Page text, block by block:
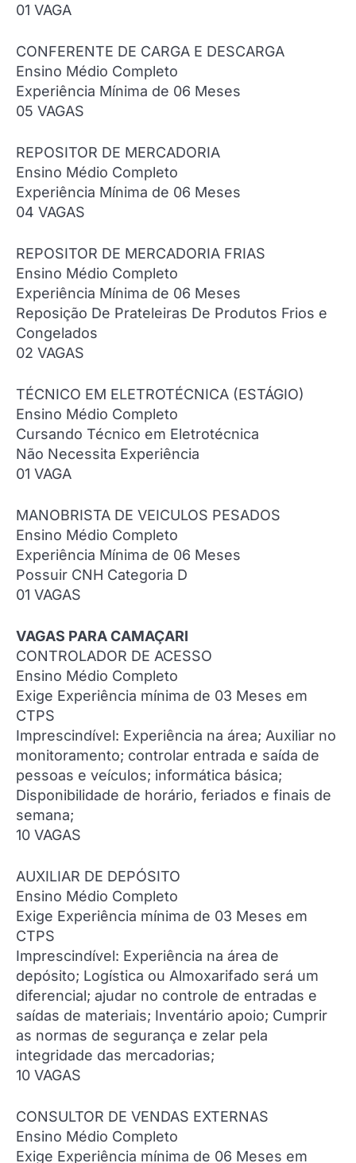
01 VAGA
CONFERENTE DE CARGA E DESCARGA
Ensino Médio Completo
Experiência Mínima de 06 Meses
05 VAGAS
REPOSITOR DE MERCADORIA
Ensino Médio Completo
Experiência Mínima de 06 Meses
04 VAGAS
REPOSITOR DE MERCADORIA FRIAS
Ensino Médio Completo
Experiência Mínima de 06 Meses
Reposição De Prateleiras De Produtos Frios e
Congelados
02 VAGAS
TÉCNICO EM ELETROTÉCNICA (ESTÁGIO)
Ensino Médio Completo
Cursando Técnico em Eletrotécnica
Não Necessita Experiência
01 VAGA
MANOBRISTA DE VEICULOS PESADOS
Ensino Médio Completo
Experiência Mínima de 06 Meses
Possuir CNH Categoria D
01 VAGAS
VAGAS PARA CAMAÇARI
CONTROLADOR DE ACESSO
Ensino Médio Completo
Exige Experiência mínima de 03 Meses em
CTPS
Imprescindível: Experiência na área; Auxiliar no
monitoramento; controlar entrada e saída de
pessoas e veículos; informática básica;
Disponibilidade de horário, feriados e finais de
semana;
10 VAGAS
AUXILIAR DE DEPÓSITO
Ensino Médio Completo
Exige Experiência mínima de 03 Meses em
CTPS
Imprescindível: Experiência na área de
depósito; Logística ou Almoxarifado será um
diferencial; ajudar no controle de entradas e
saídas de materiais; Inventário apoio; Cumprir
as normas de segurança e zelar pela
integridade das mercadorias;
10 VAGAS
CONSULTOR DE VENDAS EXTERNAS
Ensino Médio Completo
Exige Experiência mínima de 06 Meses em